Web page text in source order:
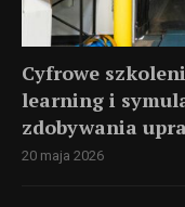
Cyfrowe
learning i
zdobywania
20 maja 2026